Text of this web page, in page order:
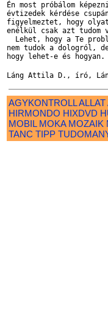
Én most próbálom
évtizedek kérdése
figyelmeztet, hogy
enélkül csak azt
Lehet, hogy a Te
nem tudok a dologról,
hogy lehet-e és hogyan.
Láng Attila D., író,
AGYKONTROLLALLAT
HIRMONDO HIXDVD
MOBIL MOKA MOZAIK
TANC TIPP